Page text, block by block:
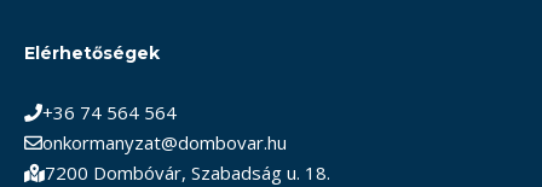
Elérhetőségek
+36 74 564 564
onkormanyzat@dombovar.hu
7200 Dombóvár, Szabadság u. 18.